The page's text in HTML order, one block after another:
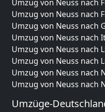
Umzug von Neuss nach
Umzug von Neuss nach
Umzug von Neuss nach
Umzug von Neuss nach
Umzug von Neuss nach
Umzug von Neuss nach
Umzug von Neuss nach
Umzug von Neuss nach
Umzüge-